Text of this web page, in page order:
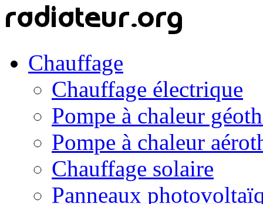
Chauffage
Chauffage électrique
Pompe à chaleur
Pompe à chaleur
Chauffage solaire
Panneaux